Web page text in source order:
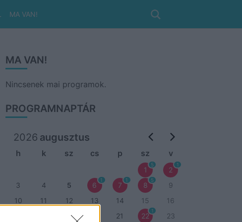
MA VAN!
MA VAN!
Nincsenek mai programok.
PROGRAMNAPTÁR
2026 augusztus
h k sz cs p sz v
1
5
2
1
3 4 5 6
1
7
1
8
5
9
10
11 12 13 14 15
16
19 21 22
1
23